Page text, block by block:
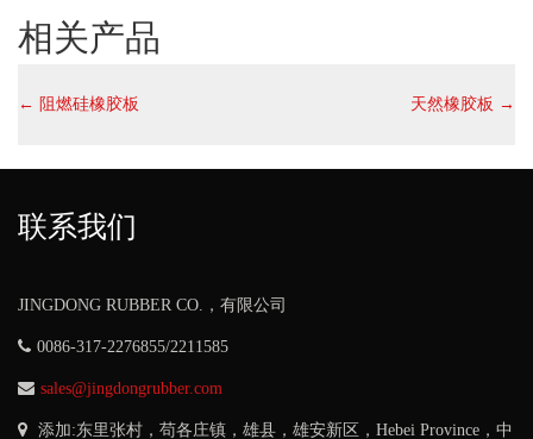
相关产品
← 阻燃硅橡胶板 天然橡胶板 →
联系我们
JINGDONG RUBBER CO.，有限公司
0086-317-2276855/2211585
sales@jingdongrubber.com
添加:东里张村，苟各庄镇，雄县，雄安新区， Hebei Province ，中